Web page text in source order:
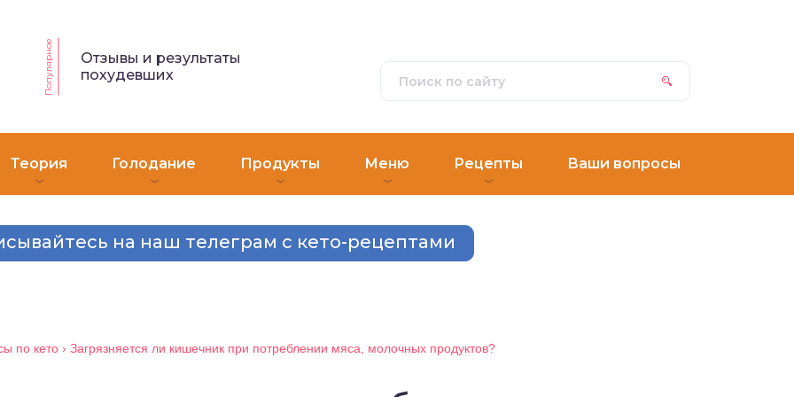
Популярное
Отзывы и результаты
похудевших
Теория Голодание Продукты Меню Рецепты Ваши вопросы
на наш телеграм с кето-рецептами
по кето › Загрязняется ли кишечник при потреблении мяса, молочных продуктов?